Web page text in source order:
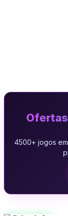
4500+ jogos